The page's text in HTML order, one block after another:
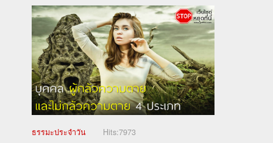
ธรรมะประจำวัน Hits:7973